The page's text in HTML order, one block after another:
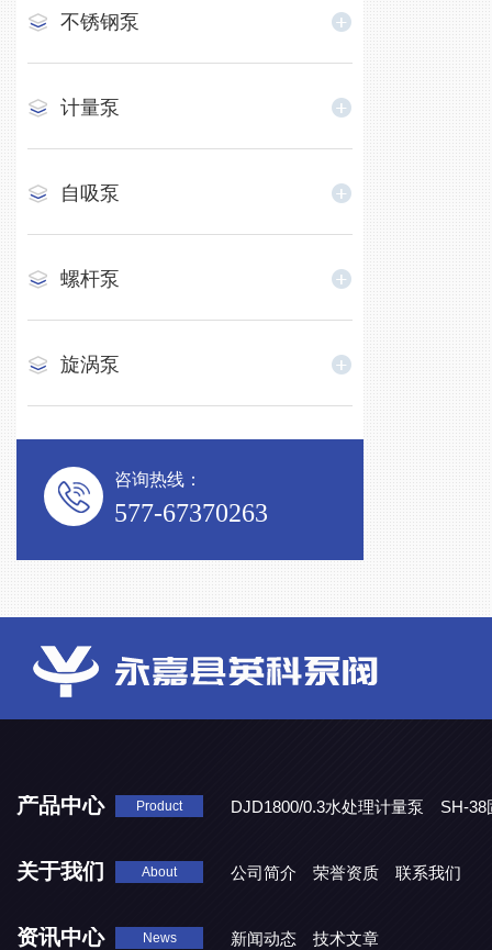
不锈钢泵
计量泵
自吸泵
螺杆泵
旋涡泵
咨询热线：
577-67370263
产品中心 Product DJD1800/0.3水处理计量泵
SH-38
关于我们 About 公司简介 荣誉资质 联系我们
资讯中心 News 新闻动态 技术文章